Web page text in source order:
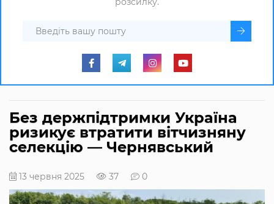
Без держпідтримки Україна
ризикує втратити вітчизняну
селекцію — Чернявський
13 червня 2025 37 0